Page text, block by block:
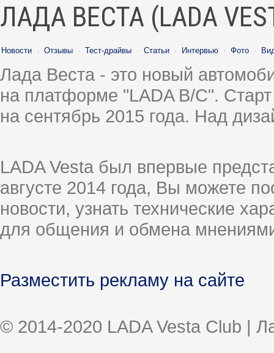
ЛАДА ВЕСТА (LADA
Новости · Отзывы · Тест-драйвы · Статьи · Интервью · Фото ·
Лада Веста - это новый
на платформе "LADA B/C".
на сентябрь 2015 года. Над
LADA Vesta был впервые
августе 2014 года, Вы можете
новости, узнать технические
для общения и обмена
Разместить рекламу на сайте
© 2014-2020 LADA Vesta Club |